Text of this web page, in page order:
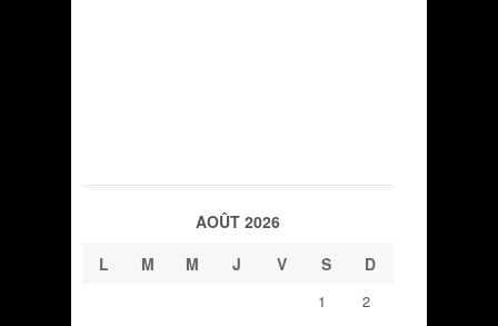
AOÛT 2026
L
M M J V S D
1
2